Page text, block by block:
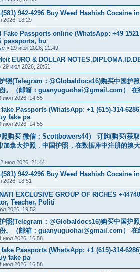
942-4296 Buy Weed Hashish Cocaine
2026, 18:29
Fake Passports online (WhatsApp: +49
passports, bu
» 29 июл 2026, 22:49
EURO & DOLLAR
29 июл 2026, 20:51
照(Telegram：@Globaldocs16)购买中国护
。（邮箱： guanyuguohai@gmail.com ）
июл 2026, 14:55
Passports (WhatsApp: +1 (615)-314-
fake pa
июл 2026, 14:55
购买 微信：Scottbowers44） 订购/购买/获
加拿大护照，中国护照，在数据库中注册的澳
июл 2026, 21:44
942-4296 Buy Weed Hashish Cocaine
2026, 18:51
EXCLUSIVE GROUP OF RICHES
Teacher, Politi
2026, 19:52
照(Telegram：@Globaldocs16)购买中国护
。（邮箱： guanyuguohai@gmail.com ）
июл 2026, 16:58
Passports (WhatsApp: +1 (615)-314-
fake pa
июл 2026, 16:58